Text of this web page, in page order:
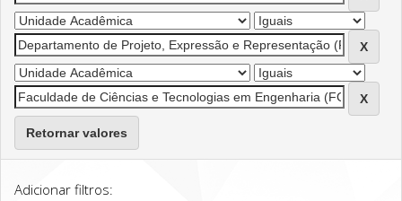
Retornar valores
Adicionar filtros: